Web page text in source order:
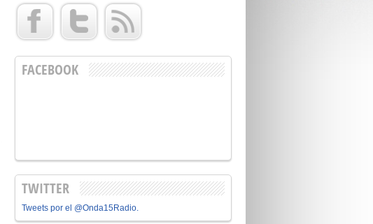
FACEBOOK
TWITTER
Tweets por el @Onda15Radio.